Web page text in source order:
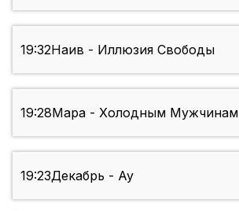
19:32Наив - Иллюзия Свободы
19:28Мара - Холодным Мужчинам
19:23Декабрь - Ау